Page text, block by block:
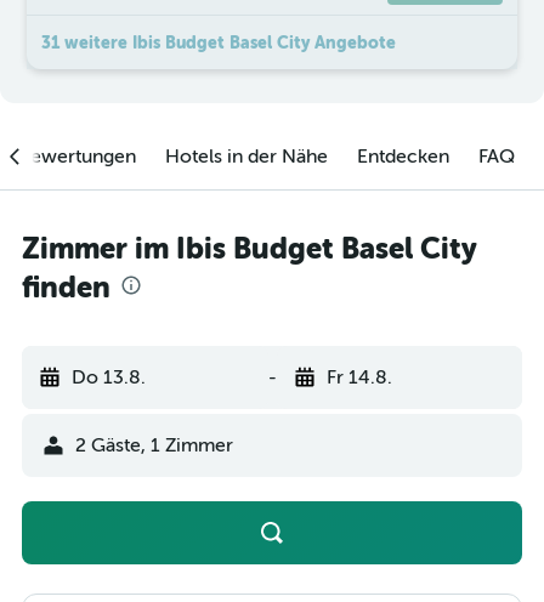
31 weitere Ibis Budget Basel City Angebote
Hotels in der Nähe Entdecken FAQ
Zimmer im Ibis Budget Basel City
finden
Do 13.8. - Fr 14.8.
2 Gäste, 1 Zimmer